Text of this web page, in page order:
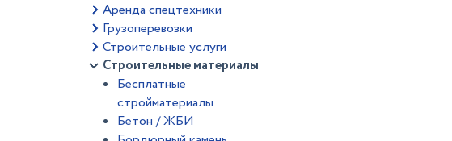
Аренда спецтехники
Грузоперевозки
Строительные услуги
Строительные материалы
Бесплатные
стройматериалы
Бетон / ЖБИ